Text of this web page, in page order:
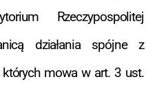
Rzeczypospolitej
działania spójne z
mowa w art. 3 ust.